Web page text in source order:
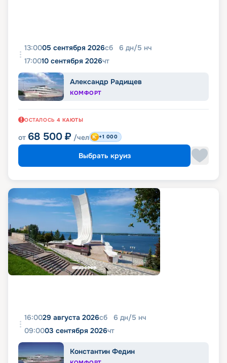
13:0005 сентября 2026сб 6 дн/5 нч
17:0010 сентября 2026чт
Александр Радищев
КОМФОРТ
ОСТАЛОСЬ 4 КАЮТЫ
от 68 500 ₽ /чел +1 000
Выбрать круиз
16:0029 августа 2026сб 6 дн/5 нч
09:0003 сентября 2026чт
Константин Федин